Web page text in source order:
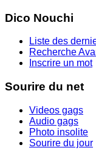
Dico Nouchi
Liste des
Recherche
Inscrire un mot
Sourire du net
Videos gags
Audio gags
Photo insolite
Sourire du jour